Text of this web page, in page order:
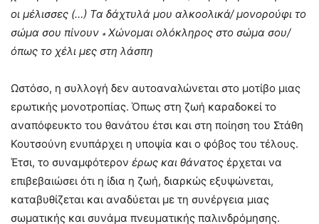
οι μέλισσες (…) Τα δάχτυλά μου αλκοολικά/ μονορούφι το
σώμα σου πίνουν * Χώνομαι ολόκληρος στο σώμα σου/
όπως το χέλι μες στη λάσπη
Ωστόσο, η συλλογή δεν αυτοαναλώνεται στο μοτίβο μιας
ερωτικής μονοτροπίας. Όπως στη ζωή καραδοκεί το
αναπόφευκτο του θανάτου έτσι και στη ποίηση του Στάθη
Κουτσούνη ενυπάρχει η υποψία και ο φόβος του τέλους.
Έτσι, το συναμφότερον έρως και θάνατος έρχεται να
επιβεβαιώσει ότι η ίδια η ζωή, διαρκώς εξυψώνεται,
καταβυθίζεται και αναδύεται με τη συνέργεια μιας
σωματικής και συνάμα πνευματικής παλινδρόμησης.